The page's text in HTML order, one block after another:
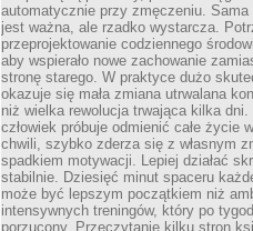
automatycznie przy zmęczeniu. Sama
jest ważna, ale rzadko wystarcza.
przeprojektowanie codziennego
aby wspierało nowe zachowanie
stronę starego. W praktyce dużo
okazuje się mała zmiana utrwalana
niż wielka rewolucja trwająca kilka dni.
człowiek próbuje odmienić całe życie
chwili, szybko zderza się z własnym
spadkiem motywacji. Lepiej działać
stabilnie. Dziesięć minut spaceru
może być lepszym początkiem niż
intensywnych treningów, który po
porzucony. Przeczytanie kilku stron